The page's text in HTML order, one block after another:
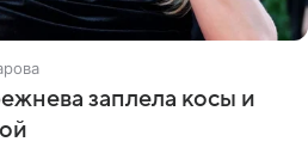
заплела косы и